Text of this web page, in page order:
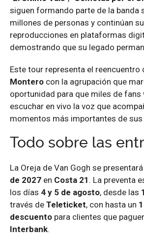
siguen formando parte de la banda
millones de personas y continúan
reproducciones en plataformas
demostrando que su legado
Este tour representa el reencuentro
Montero con la agrupación que
oportunidad para que miles de fans
escuchar en vivo la voz que
momentos más importantes de sus
Todo sobre las
La Oreja de Van Gogh se
de 2027 en Costa 21 . La preventa
los días 4 y 5 de agosto, desde las
través de Teleticket, con hasta un
descuento para clientes que
Interbank.